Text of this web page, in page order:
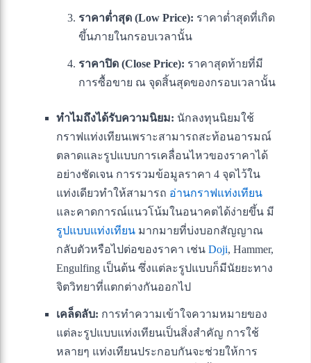
ราคาต่ำสุด (Low Price): ราคาต่ำสุดที่เกิด
ขึ้นภายในกรอบเวลานั้น
ราคาปิด (Close Price): ราคาสุดท้ายที่มี
การซื้อขาย ณ จุดสิ้นสุดของกรอบเวลานั้น
ทำไมถึงได้รับความนิยม: นักลงทุนนิยมใช้
กราฟแท่งเทียนเพราะสามารถสะท้อนอารมณ์
ตลาดและรูปแบบการเคลื่อนไหวของราคาได้
อย่างชัดเจน การรวมข้อมูลราคา 4 จุดไว้ใน
แท่งเดียวทำให้สามารถ อ่านกราฟแท่งเทียน
และคาดการณ์แนวโน้มในอนาคตได้ง่ายขึ้น มี
รูปแบบแท่งเทียน มากมายที่บ่งบอกสัญญาณ
กลับตัวหรือไปต่อของราคา เช่น Doji, Hammer,
Engulfing เป็นต้น ซึ่งแต่ละรูปแบบก็มีนัยยะทาง
จิตวิทยาที่แตกต่างกันออกไป
เคล็ดลับ: การทำความเข้าใจความหมายของ
แต่ละรูปแบบแท่งเทียนเป็นสิ่งสำคัญ การใช้
หลายๆ แท่งเทียนประกอบกันจะช่วยให้การ